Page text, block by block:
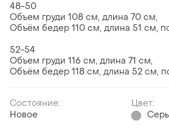
48-50
Объем груди 108 см, длина 70 см,
Объём бедер 110 см, длина 51 см,
52-54
Объем груди 116 см, длина 71 см,
Объём бедер 118 см, длина 52 см,
Состояние:
Новое
Цвет: